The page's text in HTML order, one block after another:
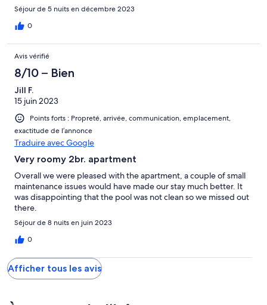
Séjour de 5 nuits en décembre 2023
0
Avis vérifié
8/10 – Bien
Jill F.
15 juin 2023
Points forts : Propreté, arrivée, communication, emplacement,
exactitude de l’annonce
Traduire avec Google
Very roomy 2br. apartment
Overall we were pleased with the apartment, a couple of small
maintenance issues would have made our stay much better. It
was disappointing that the pool was not clean so we missed out
there.
Séjour de 8 nuits en juin 2023
0
Afficher tous les avis